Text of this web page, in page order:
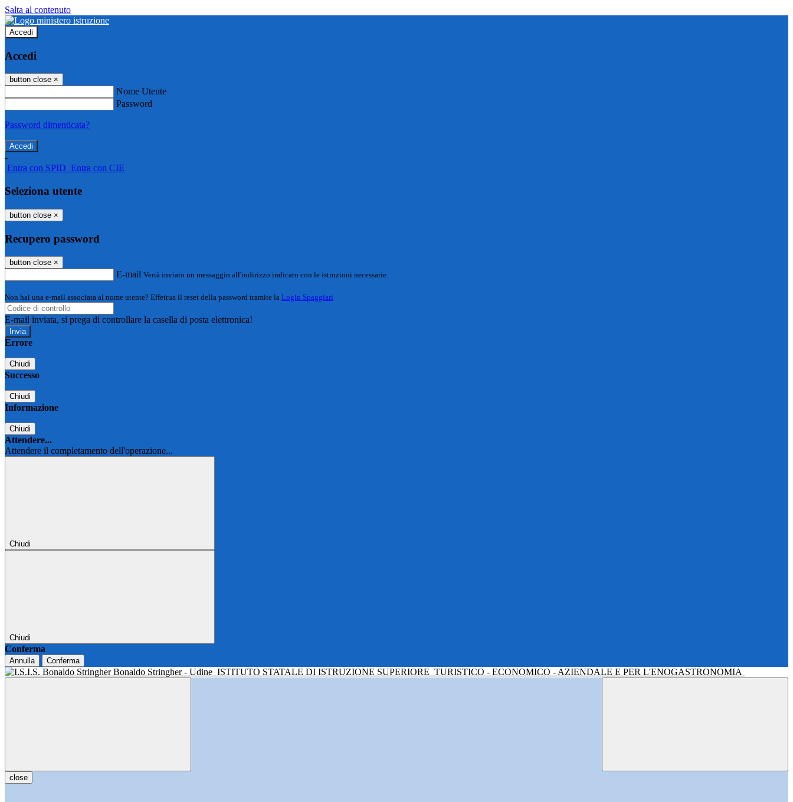
Salta al contenuto
Accedi
Accedi
button close ×
Nome Utente
Password
Password dimenticata?
-
Entra con SPID Entra con CIE
Seleziona utente
button close ×
Recupero password
button close ×
E-mail Verrà inviato un messaggio all'indirizzo indicato con le istruzioni necessarie.
Non hai una e-mail associata al nome utente? Effettua il reset della password tramite la Login Spaggiari
E-mail inviata, si prega di controllare la casella di posta elettronica!
Errore
Chiudi
Successo
Chiudi
Informazione
Chiudi
Attendere...
Attendere il completamento dell'operazione...
Chiudi
Chiudi
Conferma
Annulla Conferma
Bonaldo Stringher - Udine ISTITUTO STATALE DI ISTRUZIONE SUPERIORE TURISTICO - ECONOMICO - AZIENDALE E PER L'ENOGASTRONOMIA
close